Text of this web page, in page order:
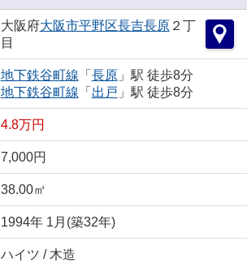
大阪府大阪市平野区長吉長原２丁
目
地下鉄谷町線 「 長原」駅 徒歩8分
地下鉄谷町線 「 出戸 」駅 徒歩8分
4.8万円
7,000円
38.00㎡
1994年 1月(築32年)
ハイツ / 木造